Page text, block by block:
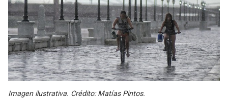
Imagen ilustrativa. Crédito: Matías Pintos.